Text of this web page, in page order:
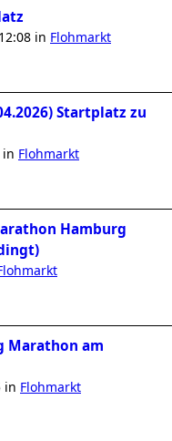
in Flohmarkt
Startplatz zu
in Flohmarkt
Hamburg
Marathon am
in Flohmarkt